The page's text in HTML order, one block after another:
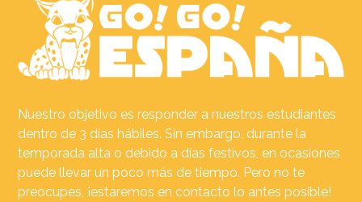
Nuestro objetivo es responder a nuestros estudiantes
dentro de 3 días hábiles. Sin embargo, durante la
temporada alta o debido a días festivos, en ocasiones
puede llevar un poco más de tiempo. Pero no te
preocupes, ¡estaremos en contacto lo antes posible!